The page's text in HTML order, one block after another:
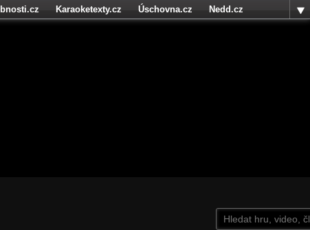
Karaoketexty.cz Úschovna.cz
Nedd.cz